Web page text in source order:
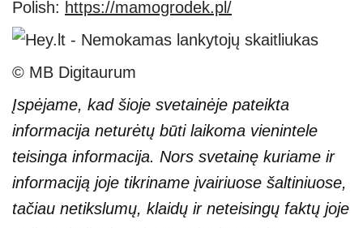
Polish: https://mamogrodek.pl/
© MB Digitaurum
Įspėjame, kad šioje svetainėje pateikta
informacija neturėtų būti laikoma vienintele
teisinga informacija. Nors svetainę kuriame ir
informaciją joje tikriname įvairiuose šaltiniuose,
tačiau netikslumų, klaidų ir neteisingų faktų joje